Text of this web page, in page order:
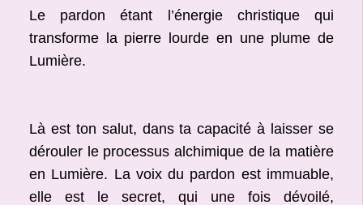
Le pardon étant l’énergie christique qui
transforme la pierre lourde en une plume de
Lumière.
Là est ton salut, dans ta capacité à laisser se
dérouler le processus alchimique de la matière
en Lumière. La voix du pardon est immuable,
elle est le secret, qui une fois dévoilé,